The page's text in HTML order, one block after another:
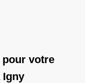
votre
Igny